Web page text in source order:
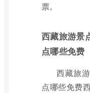
票。
西藏旅游景
点哪些免费
西藏旅
点哪些免费